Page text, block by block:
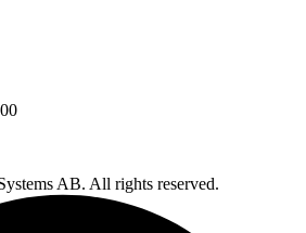
AB. All rights reserved.